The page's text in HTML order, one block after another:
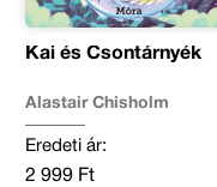
Kai és Csontárnyék
Alastair Chisholm
Eredeti ár:
2 999 Ft